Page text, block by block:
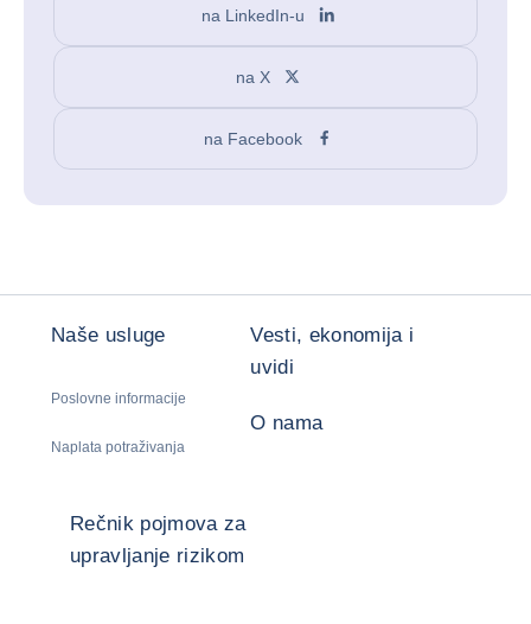
na LinkedIn-u
na X
na Facebook
Naše usluge
Poslovne informacije
Naplata potraživanja
Vesti, ekonomija i
uvidi
O nama
Rečnik pojmova za
upravljanje rizikom